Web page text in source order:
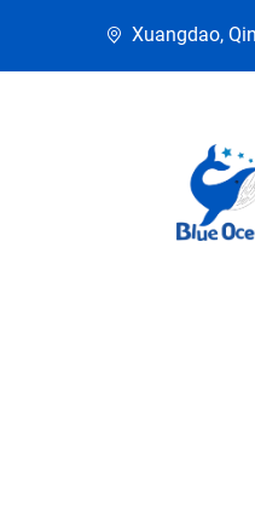
Xuangdao,